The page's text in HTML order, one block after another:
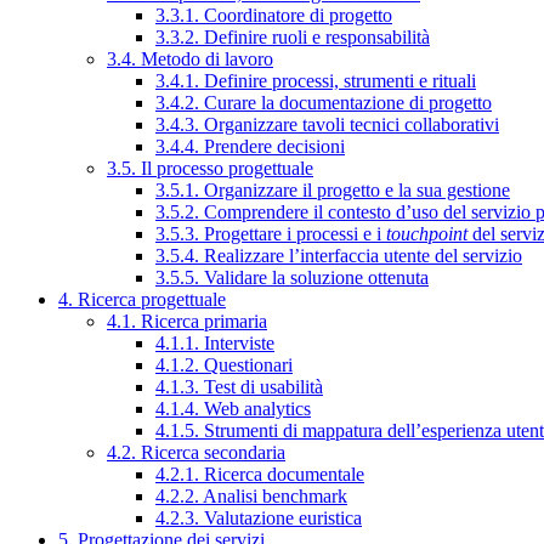
3.3.1. Coordinatore di progetto
3.3.2. Definire ruoli e responsabilità
3.4. Metodo di lavoro
3.4.1. Definire processi, strumenti e rituali
3.4.2. Curare la documentazione di progetto
3.4.3. Organizzare tavoli tecnici collaborativi
3.4.4. Prendere decisioni
3.5. Il processo progettuale
3.5.1. Organizzare il progetto e la sua gestione
3.5.2. Comprendere il contesto d’uso del servizio
3.5.3. Progettare i processi e i touchpointdel
3.5.4. Realizzare l’interfaccia utente del servizio
3.5.5. Validare la soluzione ottenuta
4. Ricerca progettuale
4.1. Ricerca primaria
4.1.1. Interviste
4.1.2. Questionari
4.1.3. Test di usabilità
4.1.4. Web analytics
4.1.5. Strumenti di mappatura dell’esperienza
4.2. Ricerca secondaria
4.2.1. Ricerca documentale
4.2.2. Analisi benchmark
4.2.3. Valutazione euristica
5. Progettazione dei servizi